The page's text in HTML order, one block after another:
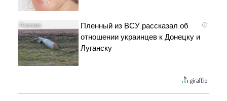
i
Пленный из ВСУ рассказал об
отношении украинцев к Донецку и
Луганску